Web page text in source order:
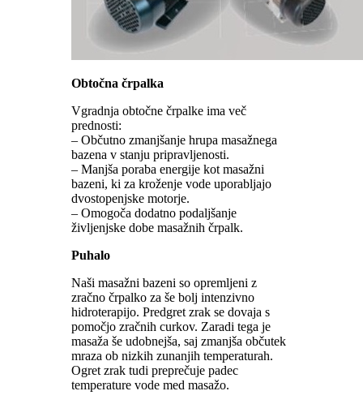
Obtočna črpalka
Vgradnja obtočne črpalke ima več
prednosti:
– Občutno zmanjšanje hrupa masažnega
bazena v stanju pripravljenosti.
– Manjša poraba energije kot masažni
bazeni, ki za kroženje vode uporabljajo
dvostopenjske motorje.
– Omogoča dodatno podaljšanje
življenjske dobe masažnih črpalk.
Puhalo
Naši masažni bazeni so opremljeni z
zračno črpalko za še bolj intenzivno
hidroterapijo. Predgret zrak se dovaja s
pomočjo zračnih curkov. Zaradi tega je
masaža še udobnejša, saj zmanjša občutek
mraza ob nizkih zunanjih temperaturah.
Ogret zrak tudi preprečuje padec
temperature vode med masažo.